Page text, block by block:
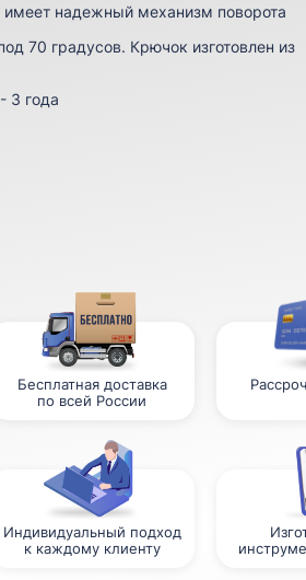
надежный механизм поворота
70 градусов. Крючок изготовлен из
3 года
Бесплатная доставка
по всей России
Индивидуальный подход
к каждому клиенту